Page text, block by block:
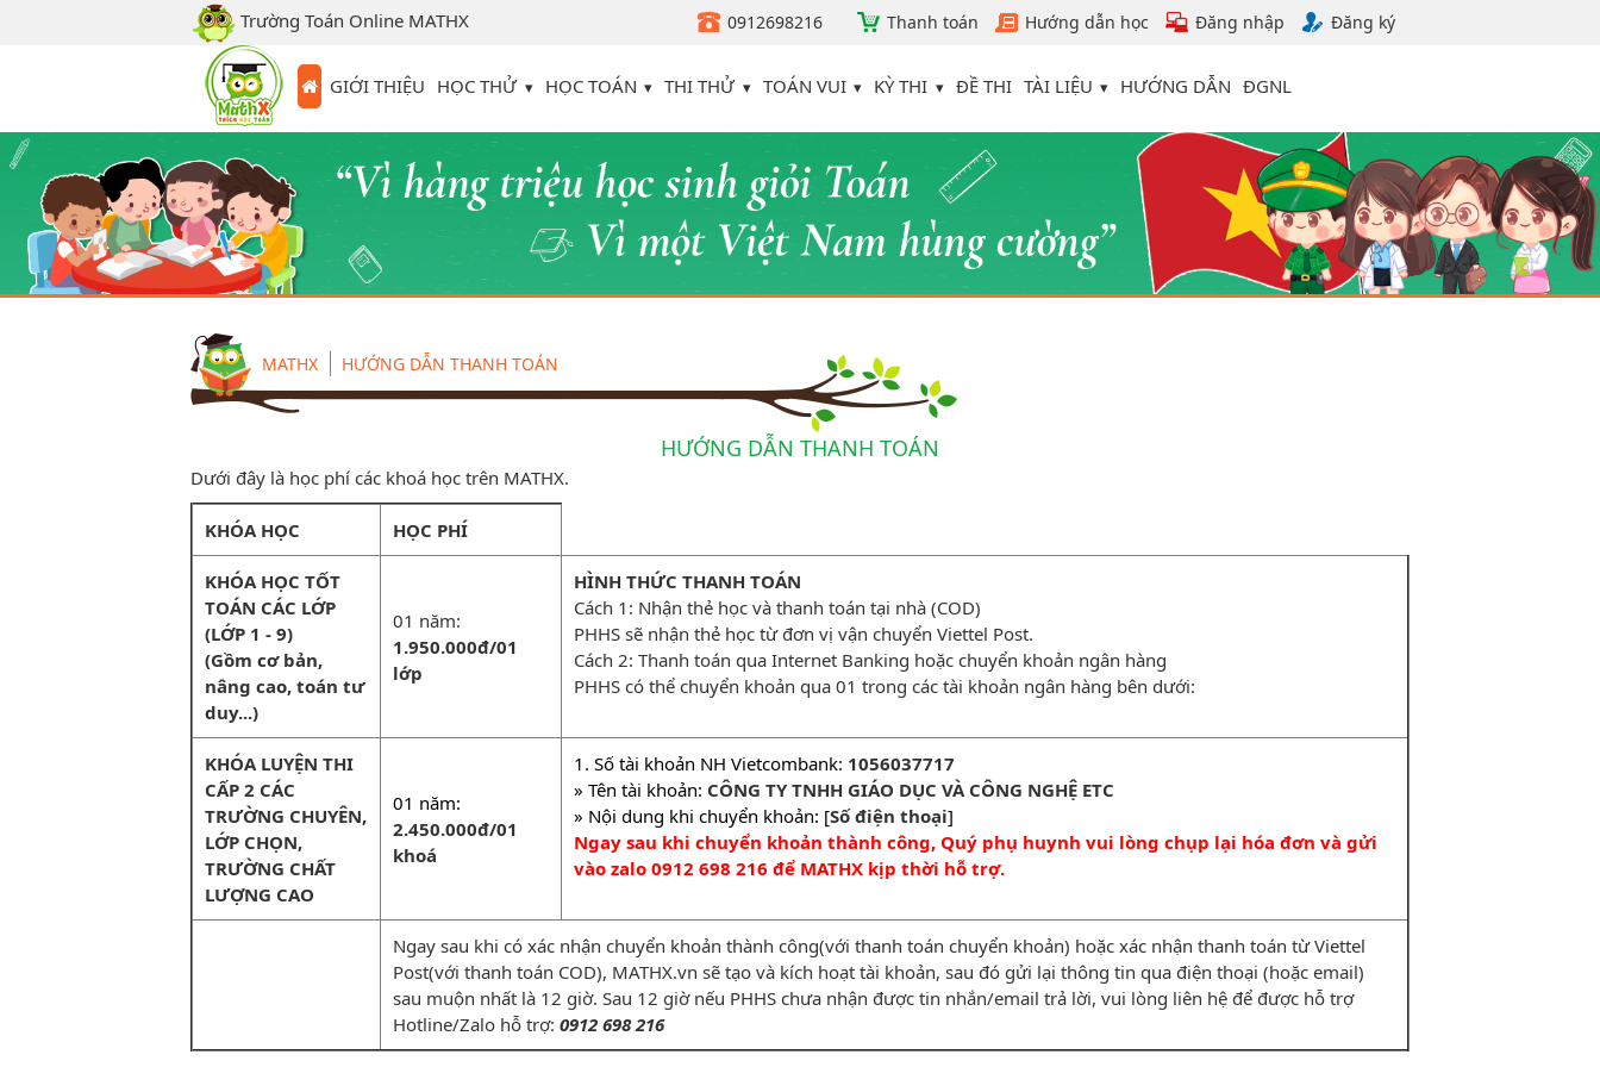
Trường Toán Online MATHX 0912698216 Thanh toán Hướng dẫn học Đăng nhập Đăng ký
GIỚI THIỆU HỌC THỬ HỌC TOÁN THI THỬ TOÁN VUI KỲ THI ĐỀ THI TÀI LIỆU HƯỚNG DẪN ĐGNL
MATHX HƯỚNG DẪN THANH TOÁN
HƯỚNG DẪN THANH TOÁN
Dưới đây là học phí các khoá học trên MATHX.
KHÓA HỌC HỌC PHÍ
KHÓA HỌC TỐT
TOÁN CÁC LỚP
(LỚP 1 - 9)
(Gồm cơ bản,
nâng cao, toán tư
duy...)
01 năm:
1.950.000đ/01
lớp
HÌNH THỨC THANH TOÁN
Cách 1: Nhận thẻ học và thanh toán tại nhà (COD)
PHHS sẽ nhận thẻ học từ đơn vị vận chuyển Viettel Post.
Cách 2: Thanh toán qua Internet Banking hoặc chuyển khoản ngân hàng
PHHS có thể chuyển khoản qua 01 trong các tài khoản ngân hàng bên dưới:
KHÓA LUYỆN THI
CẤP 2 CÁC
TRƯỜNG CHUYÊN,
LỚP CHỌN,
TRƯỜNG CHẤT
LƯỢNG CAO
01 năm:
2.450.000đ/01
khoá
1. Số tài khoản NH Vietcombank: 1056037717
» Tên tài khoản: CÔNG TY TNHH GIÁO DỤC VÀ CÔNG NGHỆ ETC
» Nội dung khi chuyển khoản: [Số điện thoại]
Ngay sau khi chuyển khoản thành công, Quý phụ huynh vui lòng chụp lại hóa đơn và gửi
vào zalo 0912 698 216 để MATHX kịp thời hỗ trợ.
Ngay sau khi có xác nhận chuyển khoản thành công(với thanh toán chuyển khoản) hoặc xác nhận thanh toán từ Viettel
Post(với thanh toán COD), MATHX.vn sẽ tạo và kích hoạt tài khoản, sau đó gửi lại thông tin qua điện thoại (hoặc email)
sau muộn nhất là 12 giờ. Sau 12 giờ nếu PHHS chưa nhận được tin nhắn/email trả lời, vui lòng liên hệ để được hỗ trợ
Hotline/Zalo hỗ trợ: 0912 698 216